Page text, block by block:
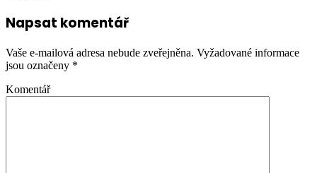
Napsat komentář
Vaše e-mailová adresa nebude zveřejněna. Vyžadované informace
jsou označeny *
Komentář